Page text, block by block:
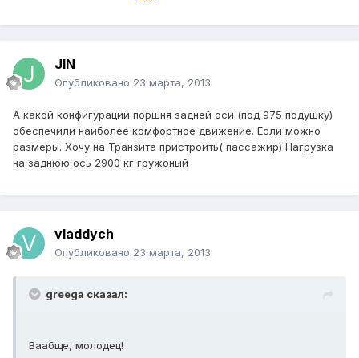
JIN
Опубликовано 23 марта, 2013
А какой конфигурации поршня задней оси (под 975 подушку)
обеспечили наиболее комфортное движение. Если можно
размеры. Хочу на Транзита пристроить( пассажир) Нагрузка
на заднюю ось 2900 кг гружоный
vladdych
Опубликовано 23 марта, 2013
greega сказал:
Ваабще, молодец!